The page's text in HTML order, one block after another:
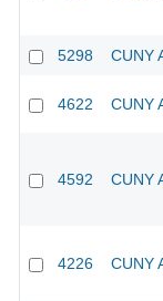
5298 CUNY
4622 CUNY
4592 CUNY
4226 CUNY